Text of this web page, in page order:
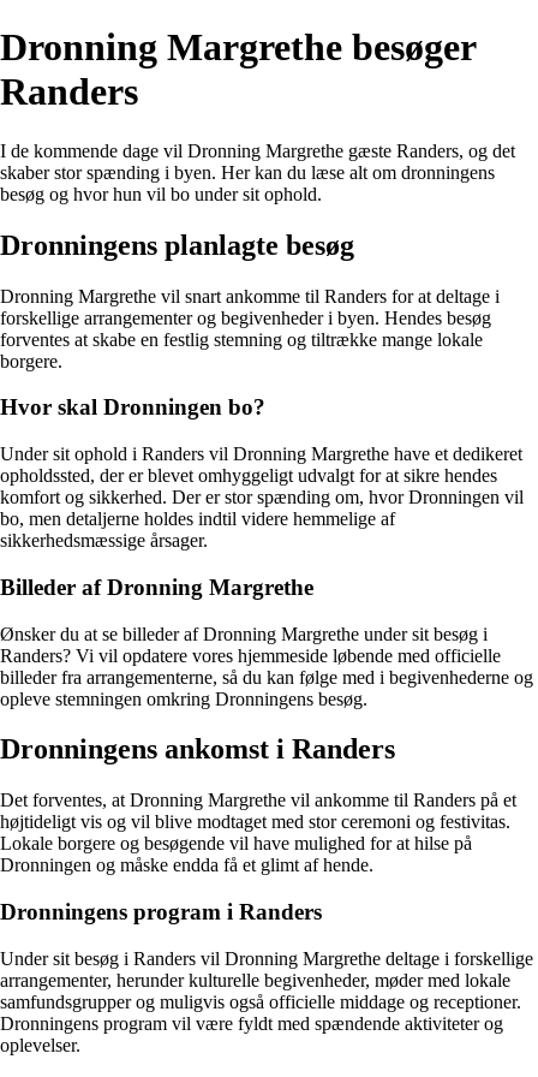
Dronning Margrethe besøger
Randers
I de kommende dage vil Dronning Margrethe gæste Randers, og det
skaber stor spænding i byen. Her kan du læse alt om dronningens
besøg og hvor hun vil bo under sit ophold.
Dronningens planlagte besøg
Dronning Margrethe vil snart ankomme til Randers for at deltage i
forskellige arrangementer og begivenheder i byen. Hendes besøg
forventes at skabe en festlig stemning og tiltrække mange lokale
borgere.
Hvor skal Dronningen bo?
Under sit ophold i Randers vil Dronning Margrethe have et dedikeret
opholdssted, der er blevet omhyggeligt udvalgt for at sikre hendes
komfort og sikkerhed. Der er stor spænding om, hvor Dronningen vil
bo, men detaljerne holdes indtil videre hemmelige af
sikkerhedsmæssige årsager.
Billeder af Dronning Margrethe
Ønsker du at se billeder af Dronning Margrethe under sit besøg i
Randers? Vi vil opdatere vores hjemmeside løbende med officielle
billeder fra arrangementerne, så du kan følge med i begivenhederne og
opleve stemningen omkring Dronningens besøg.
Dronningens ankomst i Randers
Det forventes, at Dronning Margrethe vil ankomme til Randers på et
højtideligt vis og vil blive modtaget med stor ceremoni og festivitas.
Lokale borgere og besøgende vil have mulighed for at hilse på
Dronningen og måske endda få et glimt af hende.
Dronningens program i Randers
Under sit besøg i Randers vil Dronning Margrethe deltage i forskellige
arrangementer, herunder kulturelle begivenheder, møder med lokale
samfundsgrupper og muligvis også officielle middage og receptioner.
Dronningens program vil være fyldt med spændende aktiviteter og
oplevelser.